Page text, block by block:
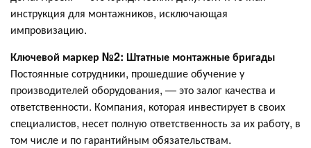
инструкция для монтажников, исключающая
импровизацию.
Ключевой маркер №2: Штатные монтажные бригады
Постоянные сотрудники, прошедшие обучение у
производителей оборудования, — это залог качества и
ответственности. Компания, которая инвестирует в своих
специалистов, несет полную ответственность за их работу, в
том числе и по гарантийным обязательствам.